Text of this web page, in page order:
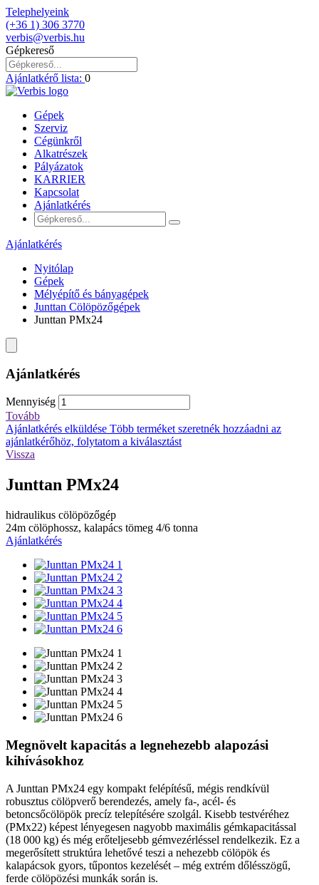
Telephelyeink
(+36 1) 306 3770
verbis@verbis.hu
Gépkereső
Ajánlatkérő lista: 0
Gépek
Szerviz
Cégünkről
Alkatrészek
Pályázatok
KARRIER
Kapcsolat
Ajánlatkérés
Ajánlatkérés
Nyitólap
Gépek
Mélyépítő és bányagépek
Junttan Cölöpözőgépek
Junttan PMx24
Ajánlatkérés
Mennyiség
Tovább
Ajánlatkérés elküldése Több terméket szeretnék hozzáadni az
ajánlatkérőhöz, folytatom a kiválasztást
Vissza
Junttan PMx24
hidraulikus cölöpözőgép
24m cölöphossz, kalapács tömeg 4/6 tonna
Ajánlatkérés
Megnövelt kapacitás a legnehezebb alapozási
kihívásokhoz
A Junttan PMx24 egy kompakt felépítésű, mégis rendkívül
robusztus cölöpverő berendezés, amely fa-, acél- és
betoncsőcölöpök precíz telepítésére szolgál. Kisebb testvéréhez
(PMx22) képest lényegesen nagyobb maximális gémkapacitással
(18 000 kg) és még erőteljesebb gémvezérléssel rendelkezik. Ez a
megerősített struktúra lehetővé teszi a nehezebb cölöpök és
kalapácsok gyors, tűpontos kezelését – még extrém dőlésszögű,
ferde cölöpözési munkák során is.